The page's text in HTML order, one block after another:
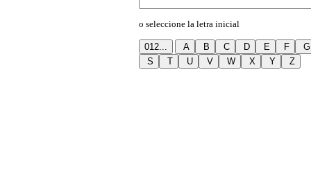
o seleccione la letra inicial